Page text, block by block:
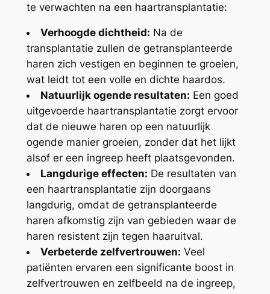
te verwachten na een haartransplantatie:
Verhoogde dichtheid: Na de
transplantatie zullen de getransplanteerde
haren zich vestigen en beginnen te groeien,
wat leidt tot een volle en dichte haardos.
Natuurlijk ogende resultaten: Een goed
uitgevoerde haartransplantatie zorgt ervoor
dat de nieuwe haren op een natuurlijk
ogende manier groeien, zonder dat het lijkt
alsof er een ingreep heeft plaatsgevonden.
Langdurige effecten: De resultaten van
een haartransplantatie zijn doorgaans
langdurig, omdat de getransplanteerde
haren afkomstig zijn van gebieden waar de
haren resistent zijn tegen haaruitval.
Verbeterde zelfvertrouwen: Veel
patiënten ervaren een significante boost in
zelfvertrouwen en zelfbeeld na de ingreep,